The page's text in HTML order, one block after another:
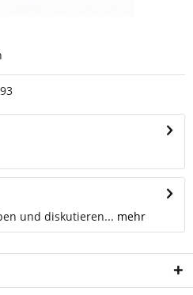
und diskutieren... mehr